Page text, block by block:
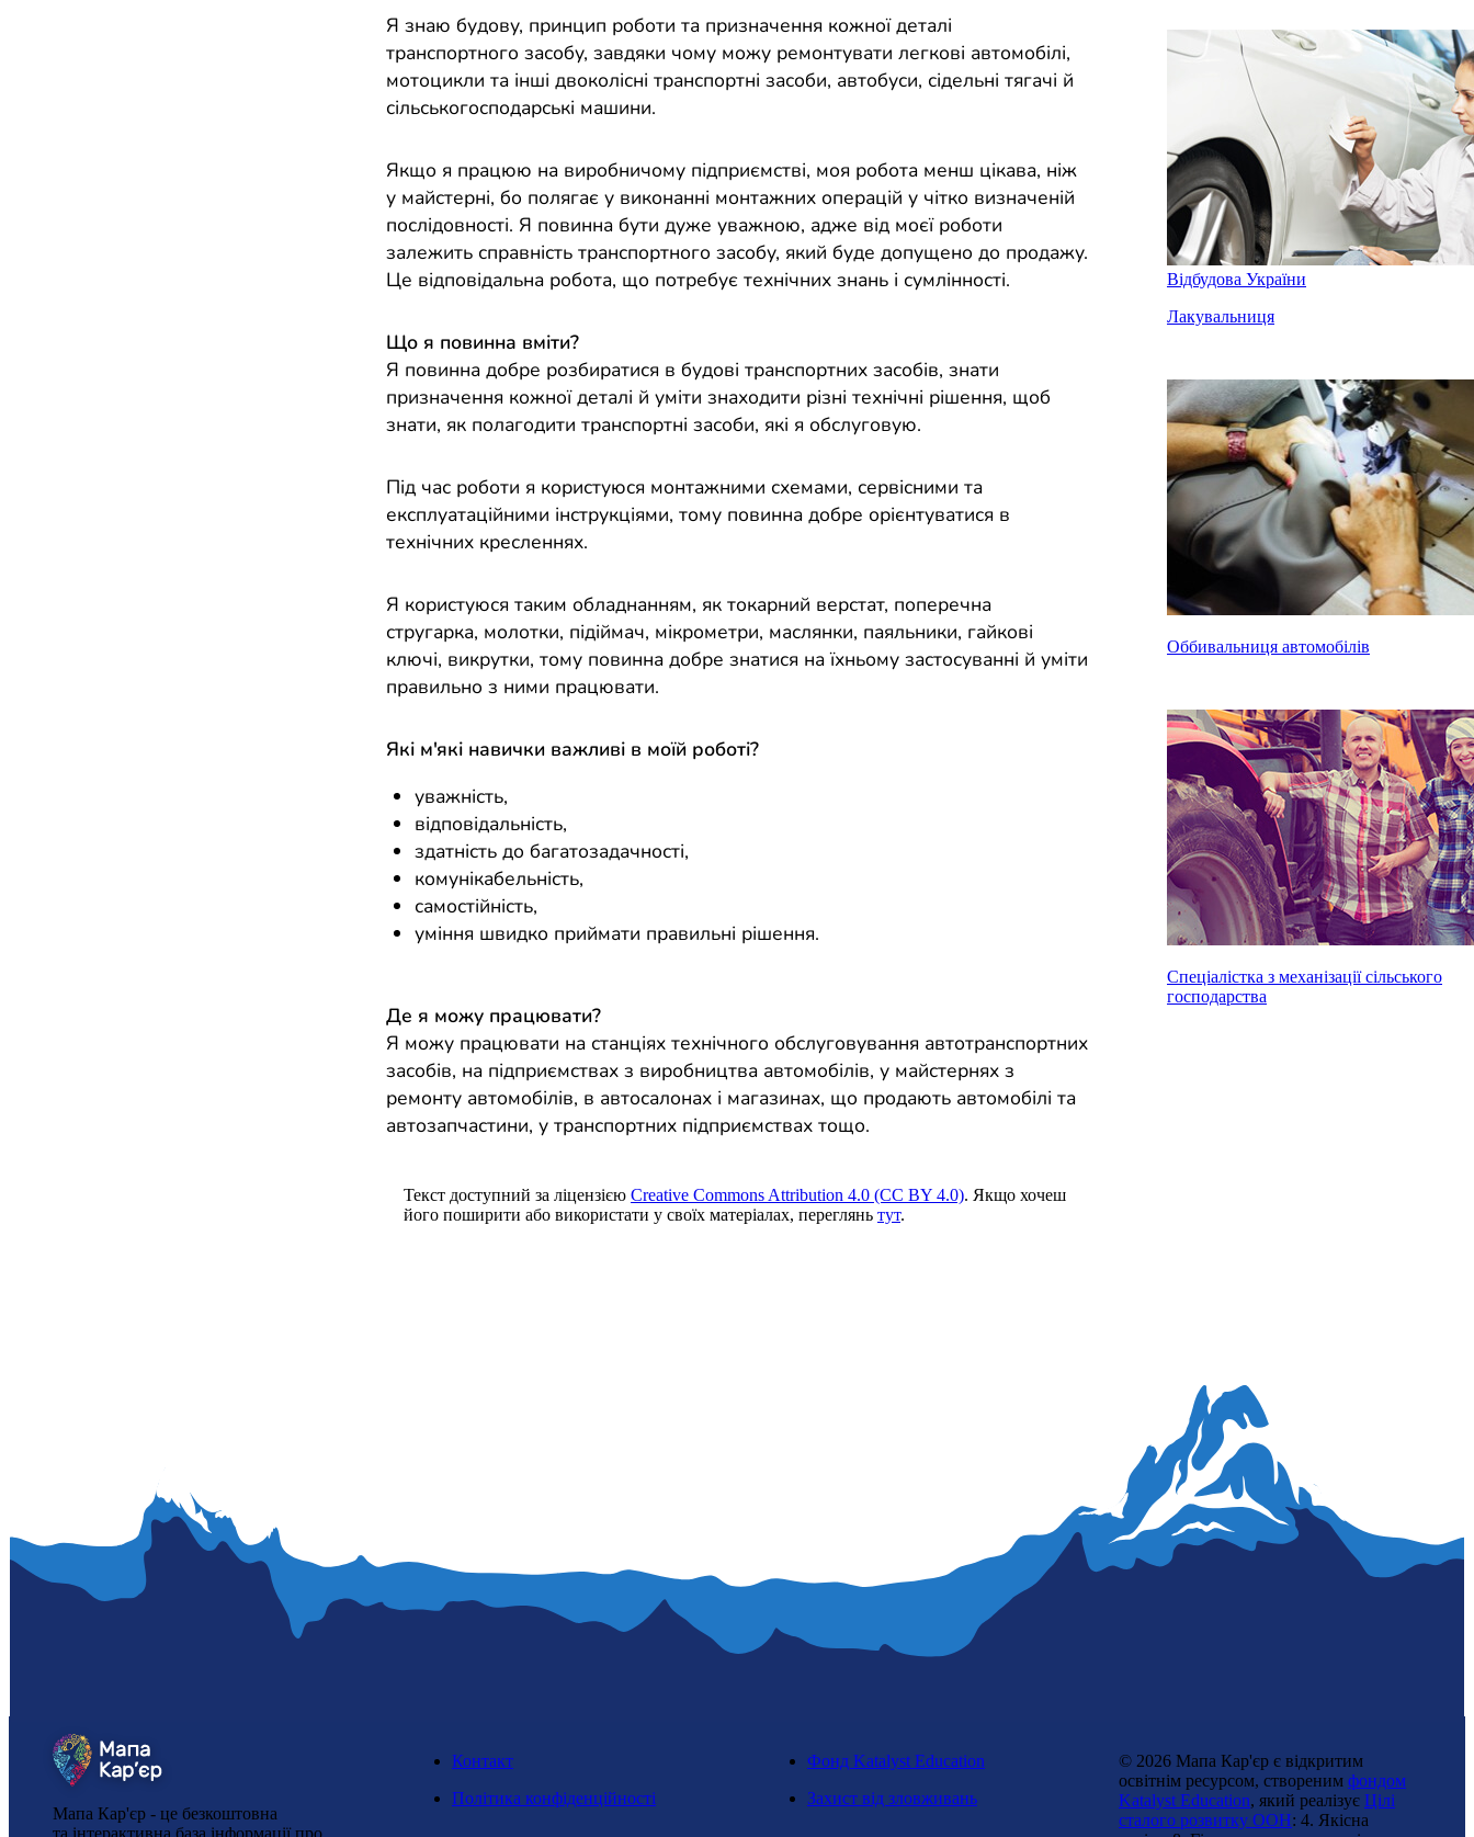
Я знаю будову, принцип роботи та призначення кожної деталі
транспортного засобу, завдяки чому можу ремонтувати легкові автомобілі,
мотоцикли та інші двоколісні транспортні засоби, автобуси, сідельні тягачі й
сільськогосподарські машини.
Якщо я працюю на виробничому підприємстві, моя робота менш цікава, ніж
у майстерні, бо полягає у виконанні монтажних операцій у чітко визначеній
послідовності. Я повинна бути дуже уважною, адже від моєї роботи
залежить справність транспортного засобу, який буде допущено до продажу.
Це відповідальна робота, що потребує технічних знань і сумлінності.
Що я повинна вміти?
Я повинна добре розбиратися в будові транспортних засобів, знати
призначення кожної деталі й уміти знаходити різні технічні рішення, щоб
знати, як полагодити транспортні засоби, які я обслуговую.
Під час роботи я користуюся монтажними схемами, сервісними та
експлуатаційними інструкціями, тому повинна добре орієнтуватися в
технічних кресленнях.
Я користуюся таким обладнанням, як токарний верстат, поперечна
стругарка, молотки, підіймач, мікрометри, маслянки, паяльники, гайкові
ключі, викрутки, тому повинна добре знатися на їхньому застосуванні й уміти
правильно з ними працювати.
Які м'які навички важливі в моїй роботі?
уважність,
відповідальність,
здатність до багатозадачності,
комунікабельність,
самостійність,
уміння швидко приймати правильні рішення.
Де я можу працювати?
Я можу працювати на станціях технічного обслуговування автотранспортних
засобів, на підприємствах з виробництва автомобілів, у майстернях з
ремонту автомобілів, в автосалонах і магазинах, що продають автомобілі та
автозапчастини, у транспортних підприємствах тощо.
Текст доступний за ліцензією Creative Commons Attribution 4.0 (CC BY 4.0). Якщо хочеш
його поширити або використати у своїх матеріалах, переглянь тут.
Відбудова України
Лакувальниця
Оббивальниця автомобілів
Спеціалістка з механізації сільського
господарства
Мапа Кар'єр - це безкоштовна
та інтерактивна база інформації про
Контакт
Політика конфіденційності
Фонд Katalyst Education
Захист від зловживань
© 2026 Мапа Кар'єр є відкритим
освітнім ресурсом, створеним фондом
Katalyst Education, який реалізує Цілі
сталого розвитку ООН: 4. Якісна